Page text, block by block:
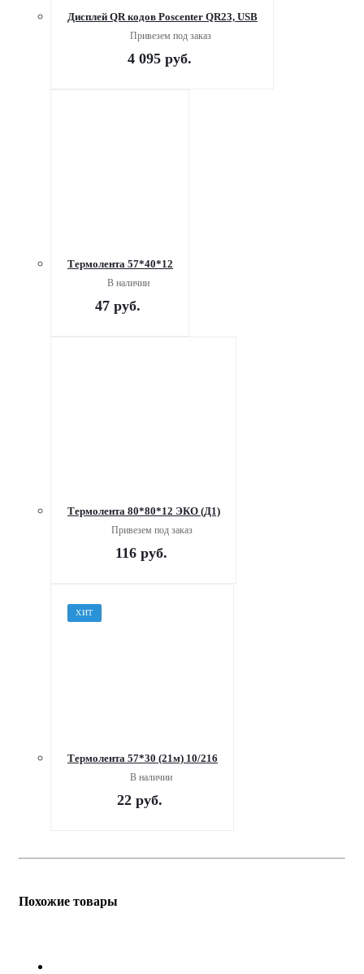
Дисплей QR кодов Poscenter QR23, USB
Привезем под заказ
4 095 руб.
Термолента 57*40*12
В наличии
47руб.
Термолента 80*80*12 ЭКО (Д1)
Привезем под заказ
116руб.
ХИТ
Термолента 57*30 (21м) 10/216
В наличии
22 руб.
Похожие товары